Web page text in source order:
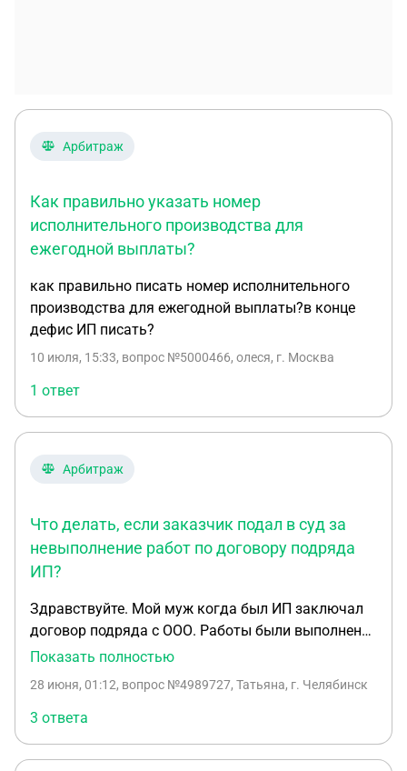
Арбитраж
Как правильно указать номер
исполнительного производства для
ежегодной выплаты?
как правильно писать номер исполнительного
производства для ежегодной выплаты?в конце
дефис ИП писать?
10 июля, 15:33, вопрос №5000466, олеся, г. Москва
1 ответ
Арбитраж
Что делать, если заказчик подал в суд за
невыполнение работ по договору подряда
ИП?
Здравствуйте. Мой муж когда был ИП заключал
договор подряда с ООО. Работы были выполнены
, но материалы которые были предоставлены
оказались не теми ,что должны были быть на
самом деле. В результате данная компания ООО
обязала переделать все работы с новым
материалом, без какой либо доплаты. Мой муж
Показать полностью
28 июня, 01:12, вопрос №4989727, Татьяна, г. Челябинск
3 ответа